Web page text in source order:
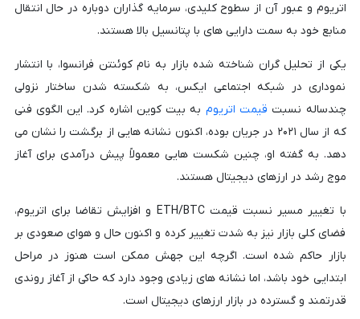
اتریوم و عبور آن از سطوح کلیدی، سرمایه گذاران دوباره در حال انتقال
منابع خود به سمت دارایی های با پتانسیل بالا هستند.
یکی از تحلیل گران شناخته شده بازار به نام کوئنتن فرانسوا، با انتشار
نموداری در شبکه اجتماعی ایکس، به شکسته شدن ساختار نزولی
چندساله نسبت قیمت اتریوم به بیت کوین اشاره کرد. این الگوی فنی
که از سال ۲۰۲۱ در جریان بوده، اکنون نشانه هایی از برگشت را نشان می
دهد. به گفته او، چنین شکست هایی معمولاً پیش درآمدی برای آغاز
موج رشد در ارزهای دیجیتال هستند.
با تغییر مسیر نسبت قیمت ETH/BTC و افزایش تقاضا برای اتریوم،
فضای کلی بازار نیز به شدت تغییر کرده و اکنون حال و هوای صعودی بر
بازار حاکم شده است. اگرچه این جهش ممکن است هنوز در مراحل
ابتدایی خود باشد، اما نشانه های زیادی وجود دارد که حاکی از آغاز روندی
قدرتمند و گسترده در بازار ارزهای دیجیتال است.